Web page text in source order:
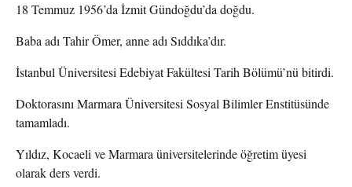
18 Temmuz 1956’da İzmit Gündoğdu’da doğdu.
Baba adı Tahir Ömer, anne adı Sıddıka’dır.
İstanbul Üniversitesi Edebiyat Fakültesi Tarih Bölümü’nü bitirdi.
Doktorasını Marmara Üniversitesi Sosyal Bilimler Enstitüsünde
tamamladı.
Yıldız, Kocaeli ve Marmara üniversitelerinde öğretim üyesi
olarak ders verdi.